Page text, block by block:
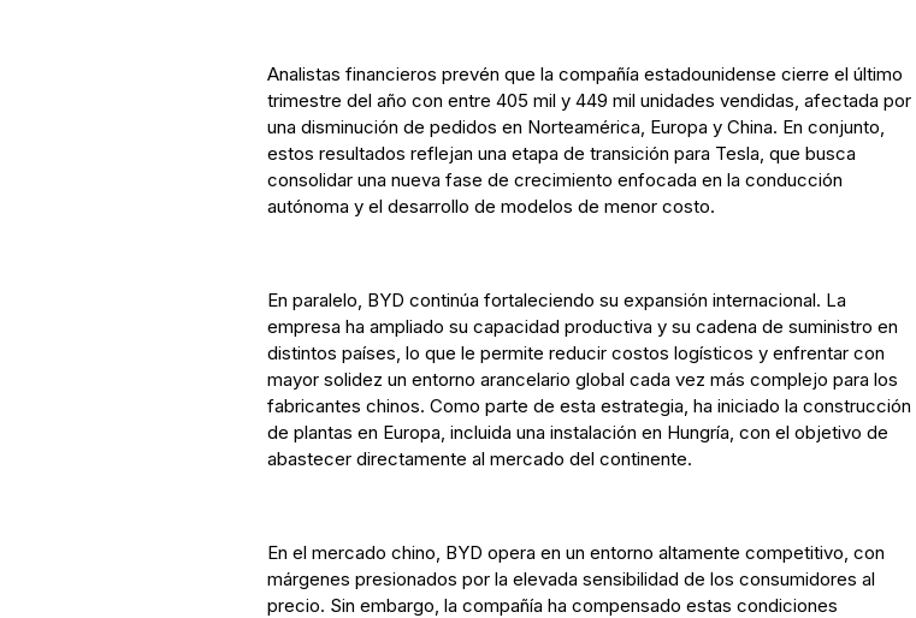
Analistas financieros prevén que la compañía estadounidense cierre el último
trimestre del año con entre 405 mil y 449 mil unidades vendidas, afectada por
una disminución de pedidos en Norteamérica, Europa y China. En conjunto,
estos resultados reflejan una etapa de transición para Tesla, que busca
consolidar una nueva fase de crecimiento enfocada en la conducción
autónoma y el desarrollo de modelos de menor costo.
En paralelo, BYD continúa fortaleciendo su expansión internacional. La
empresa ha ampliado su capacidad productiva y su cadena de suministro en
distintos países, lo que le permite reducir costos logísticos y enfrentar con
mayor solidez un entorno arancelario global cada vez más complejo para los
fabricantes chinos. Como parte de esta estrategia, ha iniciado la construcción
de plantas en Europa, incluida una instalación en Hungría, con el objetivo de
abastecer directamente al mercado del continente.
En el mercado chino, BYD opera en un entorno altamente competitivo, con
márgenes presionados por la elevada sensibilidad de los consumidores al
precio. Sin embargo, la compañía ha compensado estas condiciones